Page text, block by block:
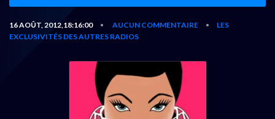
16 AOÛT, 2012,18:16:00 • AUCUN COMMENTAIRE •
LES
EXCLUSIVITÉS DES AUTRES RADIOS